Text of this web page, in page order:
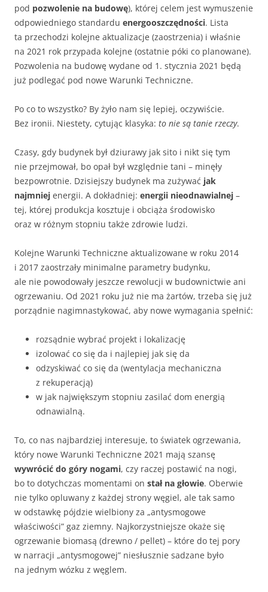
pod pozwolenie na budowę), której celem jest wymuszenie
odpowiedniego standardu energooszczędności. Lista
ta przechodzi kolejne aktualizacje (zaostrzenia) i właśnie
na 2021 rok przypada kolejne (ostatnie póki co planowane).
Pozwolenia na budowę wydane od 1. stycznia 2021 będą
już podlegać pod nowe Warunki Techniczne.
Po co to wszystko? By żyło nam się lepiej, oczywiście.
Bez ironii. Niestety, cytując klasyka: to nie są tanie rzeczy.
Czasy, gdy budynek był dziurawy jak sito i nikt się tym
nie przejmował, bo opał był względnie tani – minęły
bezpowrotnie. Dzisiejszy budynek ma zużywać jak
najmniej energii. A dokładniej: energii nieodnawialnej –
tej, której produkcja kosztuje i obciąża środowisko
oraz w różnym stopniu także zdrowie ludzi.
Kolejne Warunki Techniczne aktualizowane w roku 2014
i 2017 zaostrzały minimalne parametry budynku,
ale nie powodowały jeszcze rewolucji w budownictwie ani
ogrzewaniu. Od 2021 roku już nie ma żartów, trzeba się już
porządnie nagimnastykować, aby nowe wymagania spełnić:
rozsądnie wybrać projekt i lokalizację
izolować co się da i najlepiej jak się da
odzyskiwać co się da (wentylacja mechaniczna
z rekuperacją)
w jak największym stopniu zasilać dom energią
odnawialną.
To, co nas najbardziej interesuje, to światek ogrzewania,
który nowe Warunki Techniczne 2021 mają szansę
wywrócić do góry nogami, czy raczej postawić na nogi,
bo to dotychczas momentami on stał na głowie. Oberwie
nie tylko opluwany z każdej strony węgiel, ale tak samo
w odstawkę pójdzie wielbiony za „antysmogowe
właściwości” gaz ziemny. Najkorzystniejsze okaże się
ogrzewanie biomasą (drewno / pellet) – które do tej pory
w narracji „antysmogowej” niesłusznie sadzane było
na jednym wózku z węglem.